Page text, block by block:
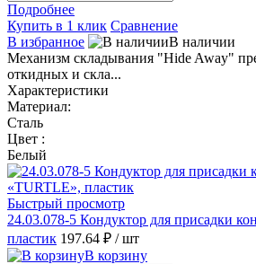
Подробнее
Купить в 1 клик Сравнение
В избранное
В наличии
Механизм складывания "Hide Away"
откидных и скла...
Характеристики
Материал:
Сталь
Цвет :
Белый
Быстрый просмотр
24.03.078-5 Кондуктор для присадки
пластик 197.64 ₽ / шт
В корзину